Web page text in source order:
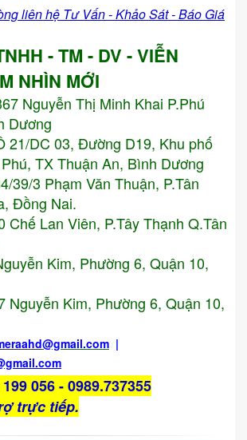
liên hệ Tư Vấn - Khảo Sát - Báo Giá
- TM - DV - VIỄN
NHÌN MỚI
Nguyễn Thị Minh Khai P.Phú
Dương
21/DC 03, Đường D19, Khu phố
TX Thuận An, Bình Dương
39/3 Phạm Văn Thuận, P.Tân
Đồng Nai.
Chế Lan Viên, P.Tây Thạnh Q.Tân
Kim, Phường 6, Quận 10,
Nguyễn Kim, Phường 6, Quận 10,
@gmail.com |
056 - 0989.737355
trực tiếp.